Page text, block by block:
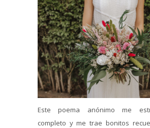
Este poema anónimo me
completo y me trae bonitos